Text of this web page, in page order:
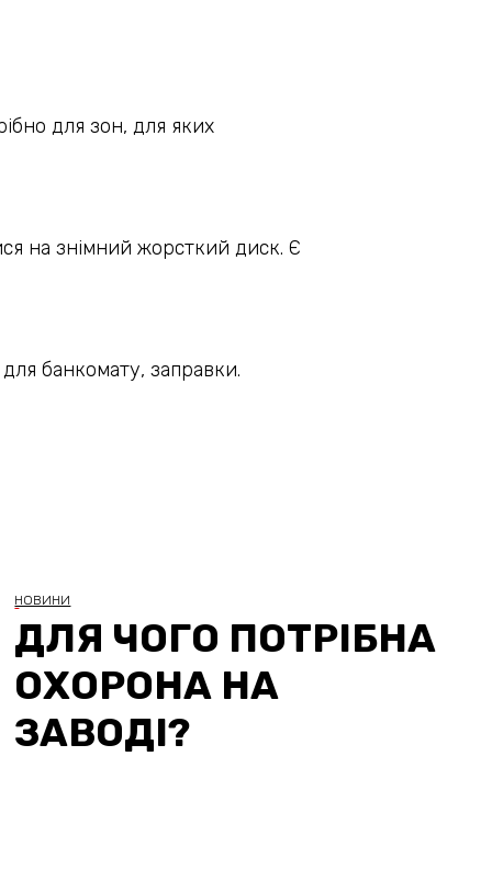
для зон, для яких
на знімний жорсткий диск. Є
банкомату, заправки.
НОВИНИ
ДЛЯ ЧОГО ПОТРІБНА
ОХОРОНА НА
ЗАВОДІ?